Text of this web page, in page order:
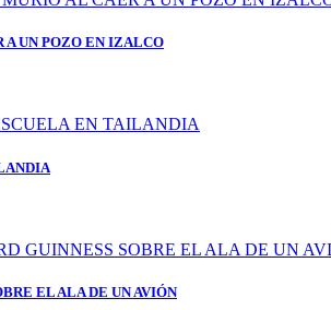
A UN POZO EN IZALCO
EL ALA DE UN AVIÓN